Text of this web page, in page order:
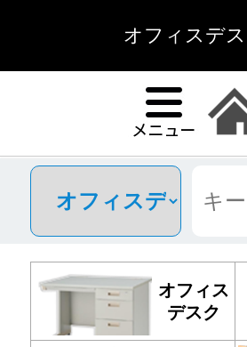
オフィスデ
オフィス
デスク